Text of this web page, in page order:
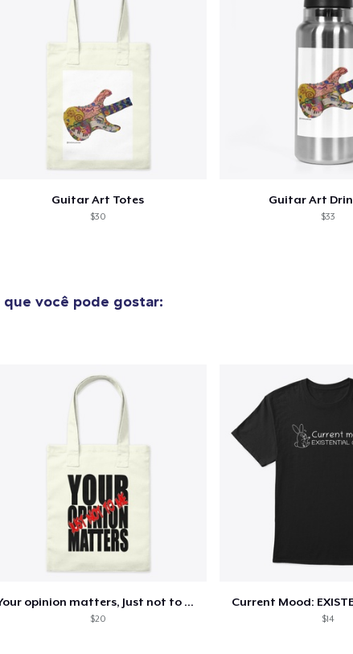
Guitar Art Totes
$30
Guitar Art
$33
que você pode gostar:
Your opinion matters, Just not to me!
$20
Current Mood:
$14
Seguir para a Finalização da
Compra
Unisex Classic Pullover Hoodie
US$ 40,99
US$ 6,99